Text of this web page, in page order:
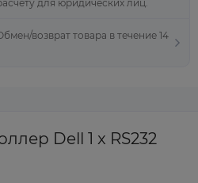
для юридических лиц.
возврат товара в течение 14
Dell 1 x RS232